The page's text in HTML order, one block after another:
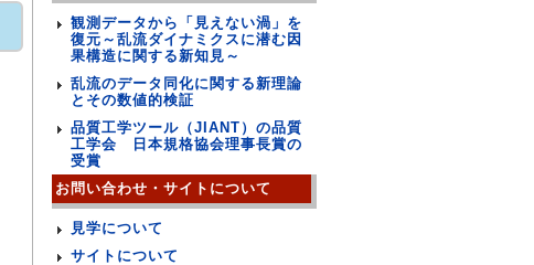
観測データから「見えない渦」を
復元～乱流ダイナミクスに潜む因
果構造に関する新知見～
乱流のデータ同化に関する新理論
とその数値的検証
品質工学ツール（JIANT）の品質
工学会 日本規格協会理事長賞の
受賞
お問い合わせ・サイトについて
見学について
サイトについて